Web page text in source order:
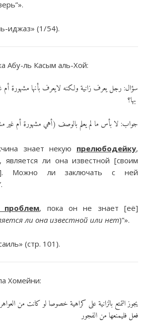
иджаз» (1/54).
Абу-ль Касым аль-Хой:
سؤال: رجل يعرف زانية ولكنه لايعرف بأنها مشهورة أم
(جواب: لا بأس ما لم يعلم بالوصف (أهي مشهورة أم غير
знает некую прелюбодейку,
является ли она известной [своим
Можно ли заключать с ней
проблем, пока он не знает [её]
ли она известной или нет)”».
(стр. 101).
Хомейни:
يجوز التمتع بالزانية على كراهية خصوصا لو كانت من
فعل فليمنعها من الفجور